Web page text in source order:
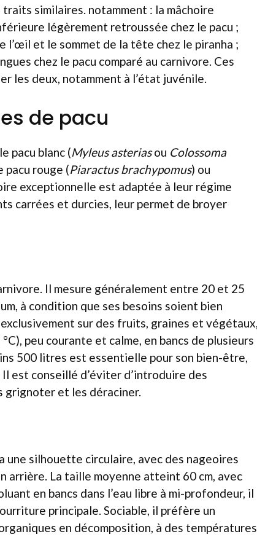
similaires. notamment : la mâchoire
légèrement retroussée chez le pacu ;
l’œil et le sommet de la tête chez le piranha ;
chez le pacu comparé au carnivore. Ces
les deux, notamment à l’état juvénile.
de pacu
pacu blanc (Myleus asteriasou Colossoma
pacu rouge (Piaractus brachypomus) ou
exceptionnelle est adaptée à leur régime
carrées et durcies, leur permet de broyer
Il mesure généralement entre 20 et 25
à condition que ses besoins soient bien
sur des fruits, graines et végétaux,
peu courante et calme, en bancs de plusieurs
500 litres est essentielle pour son bien-être,
Il est conseillé d’éviter d’introduire des
grignoter et les déraciner.
une silhouette circulaire, avec des nageoires
arrière. La taille moyenne atteint 60 cm, avec
en bancs dans l’eau libre à mi-profondeur, il
principale. Sociable, il préfère un
en décomposition, à des températures